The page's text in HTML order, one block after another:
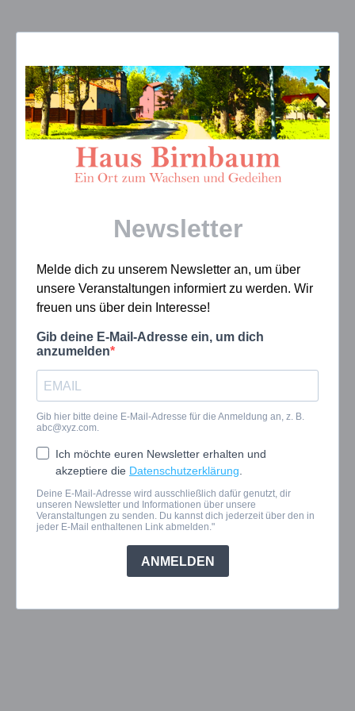
Newsletter
Melde dich zu unserem Newsletter an, um über
unsere Veranstaltungen informiert zu werden. Wir
freuen uns über dein Interesse!
Gib deine E-Mail-Adresse ein, um dich
anzumelden
Gib hier bitte deine E-Mail-Adresse für die Anmeldung an, z. B.
abc@xyz.com.
Ich möchte euren Newsletter erhalten und
akzeptiere die Datenschutzerklärung
Deine E-Mail-Adresse wird ausschließlich dafür genutzt, dir
unseren Newsletter und Informationen über unsere
Veranstaltungen zu senden. Du kannst dich jederzeit über den in
jeder E-Mail enthaltenen Link abmelden."
ANMELDEN